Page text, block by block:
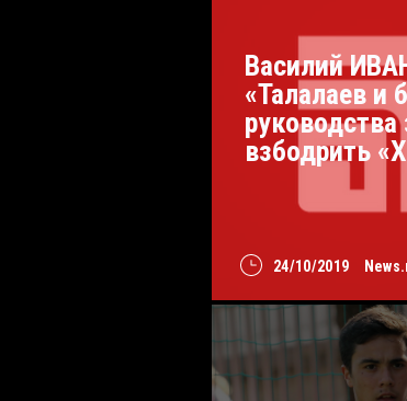
24/10/2019
Василий
«Талалаев и
руководства
взбодрить